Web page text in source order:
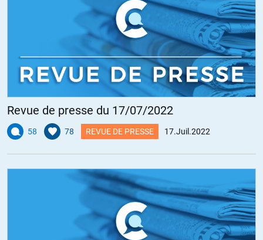
Revue de presse du 17/07/2022
58 78 REVUE DE PRESSE 17.Juil.2022